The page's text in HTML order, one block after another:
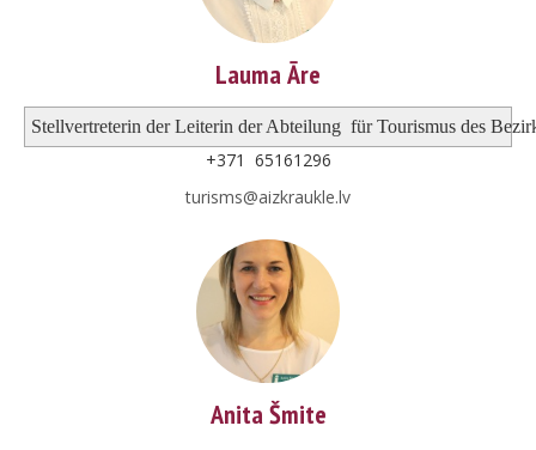
Lauma Āre
Stellvertreterin der Leiterin der Abteilung für Tourismus des
+371 65161296
turisms@aizkraukle.lv
Anita Šmite